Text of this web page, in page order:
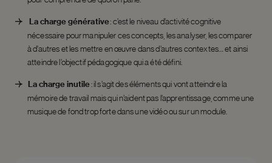
La charge générative: c’est le niveau d’activité cognitive
nécessaire pour manipuler ces concepts, les analyser, les comparer
à d’autres et les mettre en œuvre dans d’autres contextes… et ainsi
atteindre l’objectif pédagogique qui a été défini.
La charge inutile: il s’agit des éléments qui vont atteindre la
mémoire de travail mais qui n’aident pas l’apprentissage, comme une
musique de fond trop forte dans une vidéo ou sur un module.